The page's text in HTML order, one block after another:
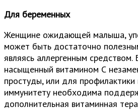
Для беременных
Женщине ожидающей малыша,
может быть достаточно
являясь аллергенным средством.
насыщенный витамином С
простуды, или для профилактики
иммунитету необходима
дополнительная витаминная